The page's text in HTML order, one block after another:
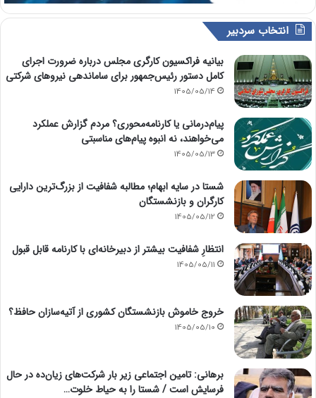
انتخاب سردبیر
بیانیه فراکسیون کارگری مجلس درباره ضرورت اجرای
کامل دستور رئیس‌جمهور برای ساماندهی نیروهای شرکتی
1405/05/14
پیام‌درمانی یا کارنامه‌محوری؟ مردم گزارش عملکرد
می‌خواهند، نه انبوه پیام‌های مناسبتی
1405/05/13
شستا در سایه ابهام؛ مطالبه شفافیت از بزرگ‌ترین دارایی
کارگران و بازنشستگان
1405/05/12
انتظارِ شفافیت بیشتر از دبیرخانه‌ای با کارنامه قابل قبول
1405/05/11
خروج خاموش بازنشستگان کشوری از آتیه‌سازان حافظ؟
1405/05/10
برهانی: تامین اجتماعی زیر بار شرکت‌های زیان‌ده در حال
فرسایش است / شستا را به حیاط خلوت…